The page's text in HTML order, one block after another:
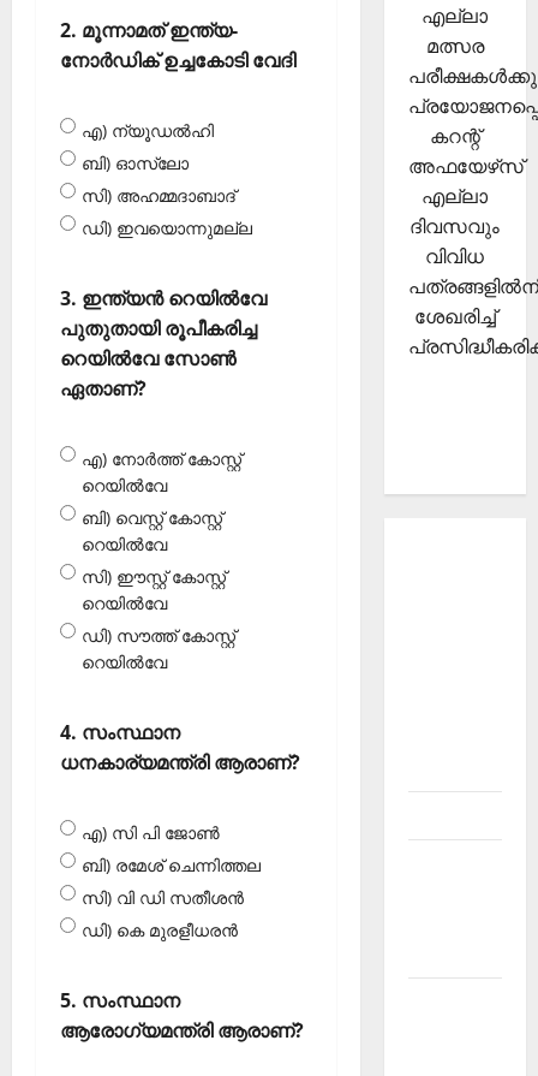
2. മൂന്നാമത് ഇന്ത്യ-
നോര്‍ഡിക് ഉച്ചകോടി വേദി
എ) ന്യൂഡല്‍ഹി
ബി) ഓസ്ലോ
സി) അഹമ്മദാബാദ്
ഡി) ഇവയൊന്നുമല്ല
3. ഇന്ത്യന്‍ റെയില്‍വേ
പുതുതായി രൂപീകരിച്ച
റെയില്‍വേ സോണ്‍
ഏതാണ്?
എ) നോര്‍ത്ത് കോസ്റ്റ്
റെയില്‍വേ
ബി) വെസ്റ്റ് കോസ്റ്റ്
റെയില്‍വേ
സി) ഈസ്റ്റ് കോസ്റ്റ്
റെയില്‍വേ
ഡി) സൗത്ത് കോസ്റ്റ്
റെയില്‍വേ
4. സംസ്ഥാന
ധനകാര്യമന്ത്രി ആരാണ്?
എ) സി പി ജോണ്‍
ബി) രമേശ് ചെന്നിത്തല
സി) വി ഡി സതീശന്‍
ഡി) കെ മുരളീധരന്‍
5. സംസ്ഥാന
ആരോഗ്യമന്ത്രി ആരാണ്?
എല്ലാ
മത്സര
കറന്റ്
അഫയേഴ്‌സ്
എല്ലാ
ദിവസവും
വിവിധ
ശേഖരിച്ച്